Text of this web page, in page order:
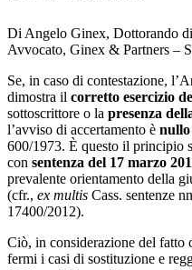
Di Angelo Ginex, Dottorando
Avvocato, Ginex & Partners –
Se, in caso di contestazione,
dimostra il corretto esercizio
sottoscrittore o la presenza
l’avviso di accertamento è nullo
600/1973. È questo il principio
con sentenza del 17 marzo
prevalente orientamento della
(cfr., ex multis Cass. sentenze
17400/2012).
Ciò, in considerazione del fatto
fermi i casi di sostituzione e